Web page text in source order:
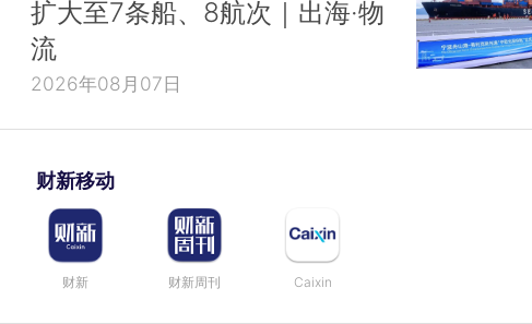
扩大至7条船、8航次｜出海·物
流
2026年08月07日
财新移动
财新 财新周刊 Caixin